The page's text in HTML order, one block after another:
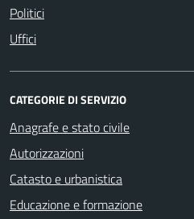
Politici
Uffici
CATEGORIE DI SERVIZIO
Anagrafe e stato civile
Autorizzazioni
Catasto e urbanistica
Educazione e formazione